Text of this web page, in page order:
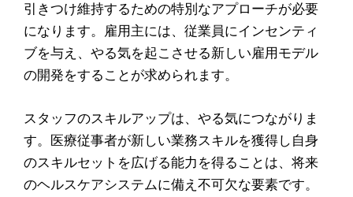
引きつけ維持するための特別なアプローチが必要
になります。雇用主には、従業員にインセンティ
ブを与え、やる気を起こさせる新しい雇用モデル
の開発をすることが求められます。
スタッフのスキルアップは、やる気につながりま
す。医療従事者が新しい業務スキルを獲得し自身
のスキルセットを広げる能力を得ることは、将来
のヘルスケアシステムに備え不可欠な要素です。